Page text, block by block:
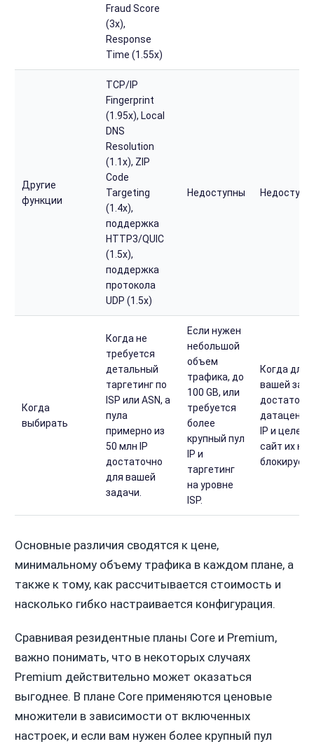
Fraud Score
(3x),
Response
Time (1.55x)
Другие
функции
TCP/IP
Fingerprint
(1.95x), Local
DNS
Resolution
(1.1x), ZIP
Code
Targeting
(1.4x),
поддержка
HTTP3/QUIC
(1.5x),
поддержка
протокола
UDP (1.5x)
Недоступны
Когда
выбирать
Когда не
требуется
детальный
таргетинг по
ISP или ASN, а
пула
примерно из
50 млн IP
достаточно
для вашей
задачи.
Если нужен
небольшой
объем
трафика, до
100 GB, или
требуется
более
крупный пул
IP и
таргетинг
на уровне
ISP.
Когда для
вашей
IP и
сайт их не
блокирует.
Основные различия сводятся к цене,
минимальному объему трафика в каждом плане, а
также к тому, как рассчитывается стоимость и
насколько гибко настраивается конфигурация.
Сравнивая резидентные планы Core и Premium,
важно понимать, что в некоторых случаях
Premium действительно может оказаться
выгоднее. В плане Core применяются ценовые
множители в зависимости от включенных
настроек, и если вам нужен более крупный пул